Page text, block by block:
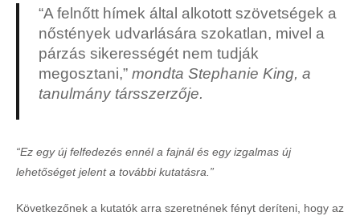
“A felnőtt hímek által alkotott szövetségek a
nőstények udvarlására szokatlan, mivel a
párzás sikerességét nem tudják
megosztani,” mondta Stephanie King, a
tanulmány társszerzője.
“Ez egy új felfedezés ennél a fajnál és egy izgalmas új
lehetőséget jelent a további kutatásra.”
Következőnek a kutatók arra szeretnének fényt deríteni, hogy az